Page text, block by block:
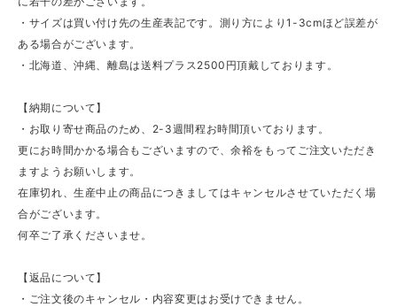
・サイズは買い付け先の生産表記です。測り方により1-3cmほど誤差が
ある場合がございます。
・北海道、沖縄、離島は送料プラス2500円頂戴しております。
【納期について】
・お取り寄せ商品のため、2-3週間程お時間頂いております。
更にお時間かかる場合もございますので、余裕をもってご注文いただき
ますようお願いします。
在庫切れ、生産中止の商品につきましてはキャンセルさせていただく場
合がございます。
何卒ご了承くださいませ。
【返品について】
・ご注文後のキャンセル・内容変更はお受けできません。